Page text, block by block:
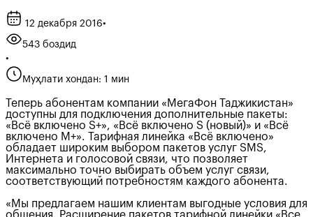
12 декабря 2016•
543 боздид
•
Муҳлати хондан: 1 мин
Теперь абонентам компании «МегаФон Таджикистан»
доступны для подключения дополнительные пакеты:
«Всё включено S+», «Всё включено S (новый)» и «Всё
включено М+». Тарифная линейка «Всё включено»
обладает широким выбором пакетов услуг SMS,
Интернета и голосовой связи, что позволяет
максимально точно выбирать объем услуг связи,
соответствующий потребностям каждого абонента.
«Мы предлагаем нашим клиентам выгодные условия для
общения. Расширение пакетов тарифной линейки «Все